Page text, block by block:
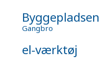
Byggepladsen
Gangbro
el-værktøj